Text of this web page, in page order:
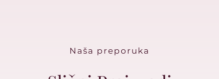
Naša preporuka